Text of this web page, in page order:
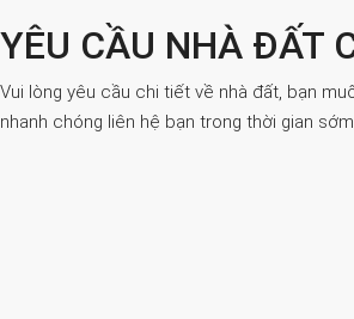
YÊU CẦU NHÀ ĐẤT
Vui lòng yêu cầu chi tiết về nhà đất, bạn
nhanh chóng liên hệ bạn trong thời gian